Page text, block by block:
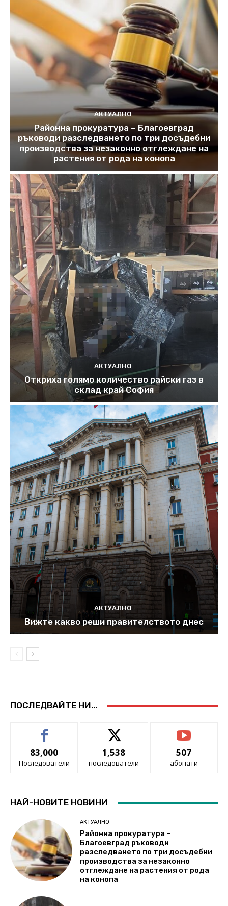
АКТУАЛНО
Районна прокуратура – Благоевград
ръководи разследването по три досъдебни
производства за незаконно отглеждане на
растения от рода на конопа
АКТУАЛНО
Откриха голямо количество райски газ в
склад край София
АКТУАЛНО
Вижте какво реши правителството днес
ПОСЛЕДВАЙТЕ НИ...
83,000
Последователи
1,538
последователи
507
абонати
НАЙ-НОВИТЕ НОВИНИ
АКТУАЛНО
Районна прокуратура –
Благоевград ръководи
разследването по три досъдебни
производства за незаконно
отглеждане на растения от рода
на конопа